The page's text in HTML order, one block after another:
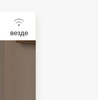
везде